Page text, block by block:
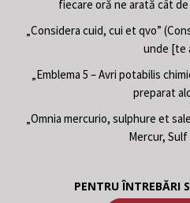
fiecare oră ne arată cât
„Considera cuid, cui et qvo”
unde [te
„Emblema 5 – Avri potabilis
preparat
„Omnia mercurio, sulphure et
Mercur, Sulf
PENTRU ÎNTREBĂRI